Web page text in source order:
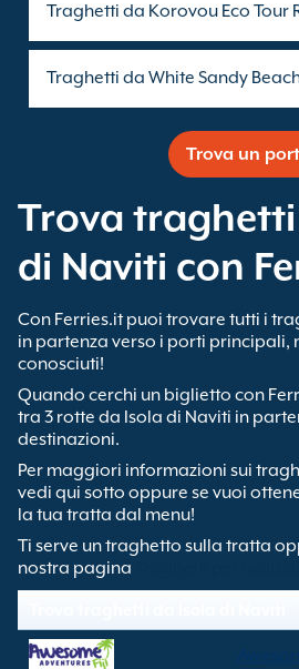
Traghetti da Korovou Eco Tour
Traghetti da White Sandy
Trova un
Trova
di Naviti con
Con Ferries.it puoi trovare tutti i
in partenza verso i porti principali,
conosciuti!
Quando cerchi un biglietto con
tra 3 rotte da Isola di Naviti in
destinazioni.
Per maggiori informazioni sui
vedi qui sotto oppure se vuoi
la tua tratta dal menu!
Ti serve un traghetto sulla tratta
nostra pagina